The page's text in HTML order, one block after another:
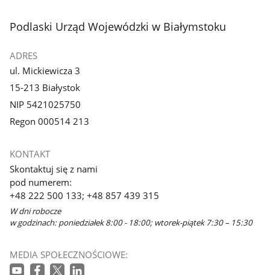
galerii.
galerii.
stopka
Podlaski Urząd Wojewódzki w Białymstoku
ADRES
ul. Mickiewicza 3
15-213 Białystok
NIP 5421025750
Regon 000514 213
KONTAKT
Skontaktuj się z nami
pod numerem:
+48 222 500 133; +48 857 439 315
W dni robocze
w godzinach: poniedziałek 8:00 - 18:00; wtorek-piątek 7:30 – 15:30
MEDIA SPOŁECZNOŚCIOWE: